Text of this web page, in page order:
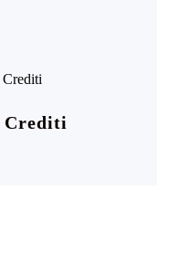
Crediti